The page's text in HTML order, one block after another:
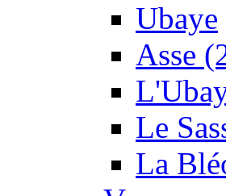
Ubaye
Asse
Le
La